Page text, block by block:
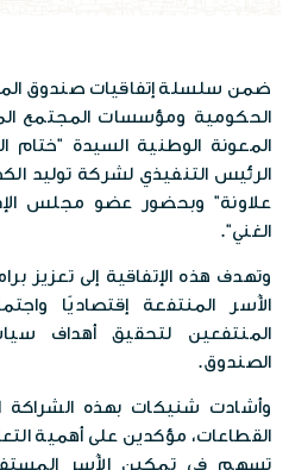
برامج الصندوق
مكاتب الصندوق
الشركاء الاستراتيجين
مبادرات الصندوق
قصص نجاح
شهادة لمن يهمه الأمر
فتح محفظة الكترونية
الشكاوى الإلكترونية
تقييم الخدمة
الإستبيانات
دراسات وابحاث
احصاءات وبيانات
الخرائط الرقمية
موزانة صندوق المعونة الوطنية
تقارير مدقق الحسابات الختامية
عن السجل
المركز الاعلامي
الاخبار
الفعاليات
البوم الصور
المكتبة المرئية
المواد الاعلامية
العطاءات
وظائف شاغرة
ضمن سلسلة إتفاقيات صندوق
الحكومية ومؤسسات المجتمع
المعونة الوطنية السيدة "ختام
الرئيس التنفيذي لشركة توليد
علاونة" وبحضور عضو مجلس
الغني".
وتهدف هذه الإتفاقية إلى تعزيز
الأُسر المنتفعة إقتصاديًا
المنتفعين لتحقيق أهداف
الصندوق.
وأشادت شنيكات بهذه الشراكة
القطاعات، مؤكدين على أهمية
تسهم في تمكين الأُسر